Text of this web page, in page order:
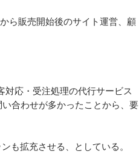
ら販売開始後のサイト運営、顧
応・受注処理の代行サービス
合わせが多かったことから、要
も拡充させる、としている。